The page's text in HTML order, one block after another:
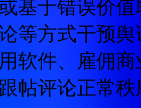
基于错误价
等方式干预
软件、雇佣
帖评论正常